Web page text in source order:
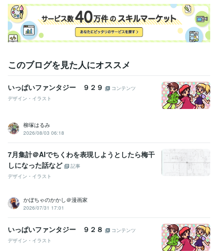
このブログを見た人にオススメ
いっぱいファンタジー ９２９
コンテンツ
デザイン・イラスト
柳塚はるみ
2026/08/03 06:18
7月集計＠AIでちくわを表現しようとしたら梅干
しになった話など
記事
デザイン・イラスト
かぼちゃのかかし＠漫画家
2026/07/31 17:01
いっぱいファンタジー ９２８
コンテンツ
デザイン・イラスト